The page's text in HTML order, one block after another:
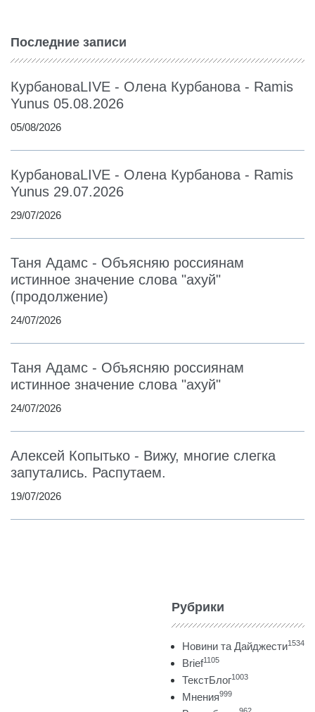
Последние записи
КурбановаLIVE - Олена Курбанова - Ramis
Yunus 05.08.2026
05/08/2026
КурбановаLIVE - Олена Курбанова - Ramis
Yunus 29.07.2026
29/07/2026
Таня Адамс - Объясняю россиянам
истинное значение слова "ахуй"
(продолжение)
24/07/2026
Таня Адамс - Объясняю россиянам
истинное значение слова "ахуй"
24/07/2026
Алексей Копытько - Вижу, многие слегка
запутались. Распутаем.
19/07/2026
Рубрики
Новини та Дайджести1534
Brief1105
ТекстБлог1003
Мнения999